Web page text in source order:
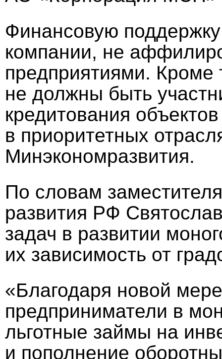
Финансовую
компании, не
предприятиями. Кроме
не должны быть
кредитования
в приоритетных
Минэкономразвития.
По словам
развития РФ
задач в развитии
их зависимость от
«Благодаря новой
предприниматели в
льготные займы на
и пополнение